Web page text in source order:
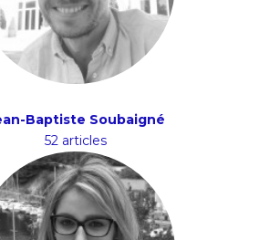
Baptiste Soubaigné
52 articles